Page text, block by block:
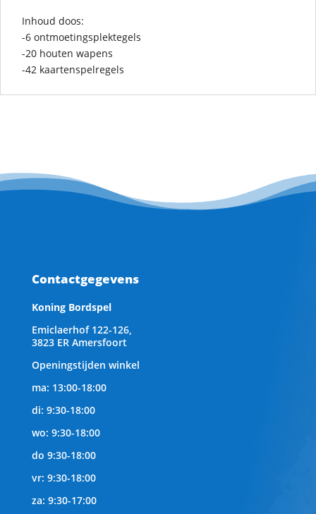
Inhoud doos:
-6 ontmoetingsplektegels
-20 houten wapens
-42 kaartenspelregels
Contactgegevens
Koning Bordspel
Emiclaerhof 122-126,
3823 ER Amersfoort
Openingstijden winkel
ma: 13:00-18:00
di: 9:30-18:00
wo: 9:30-18:00
do 9:30-18:00
vr: 9:30-18:00
za: 9:30-17:00